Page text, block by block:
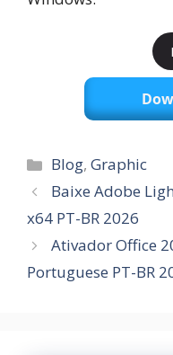
Categorias
Blog,Graphic
Baixe Adobe
x64 PT-BR 2026
Ativador Office
Portuguese PT-BR